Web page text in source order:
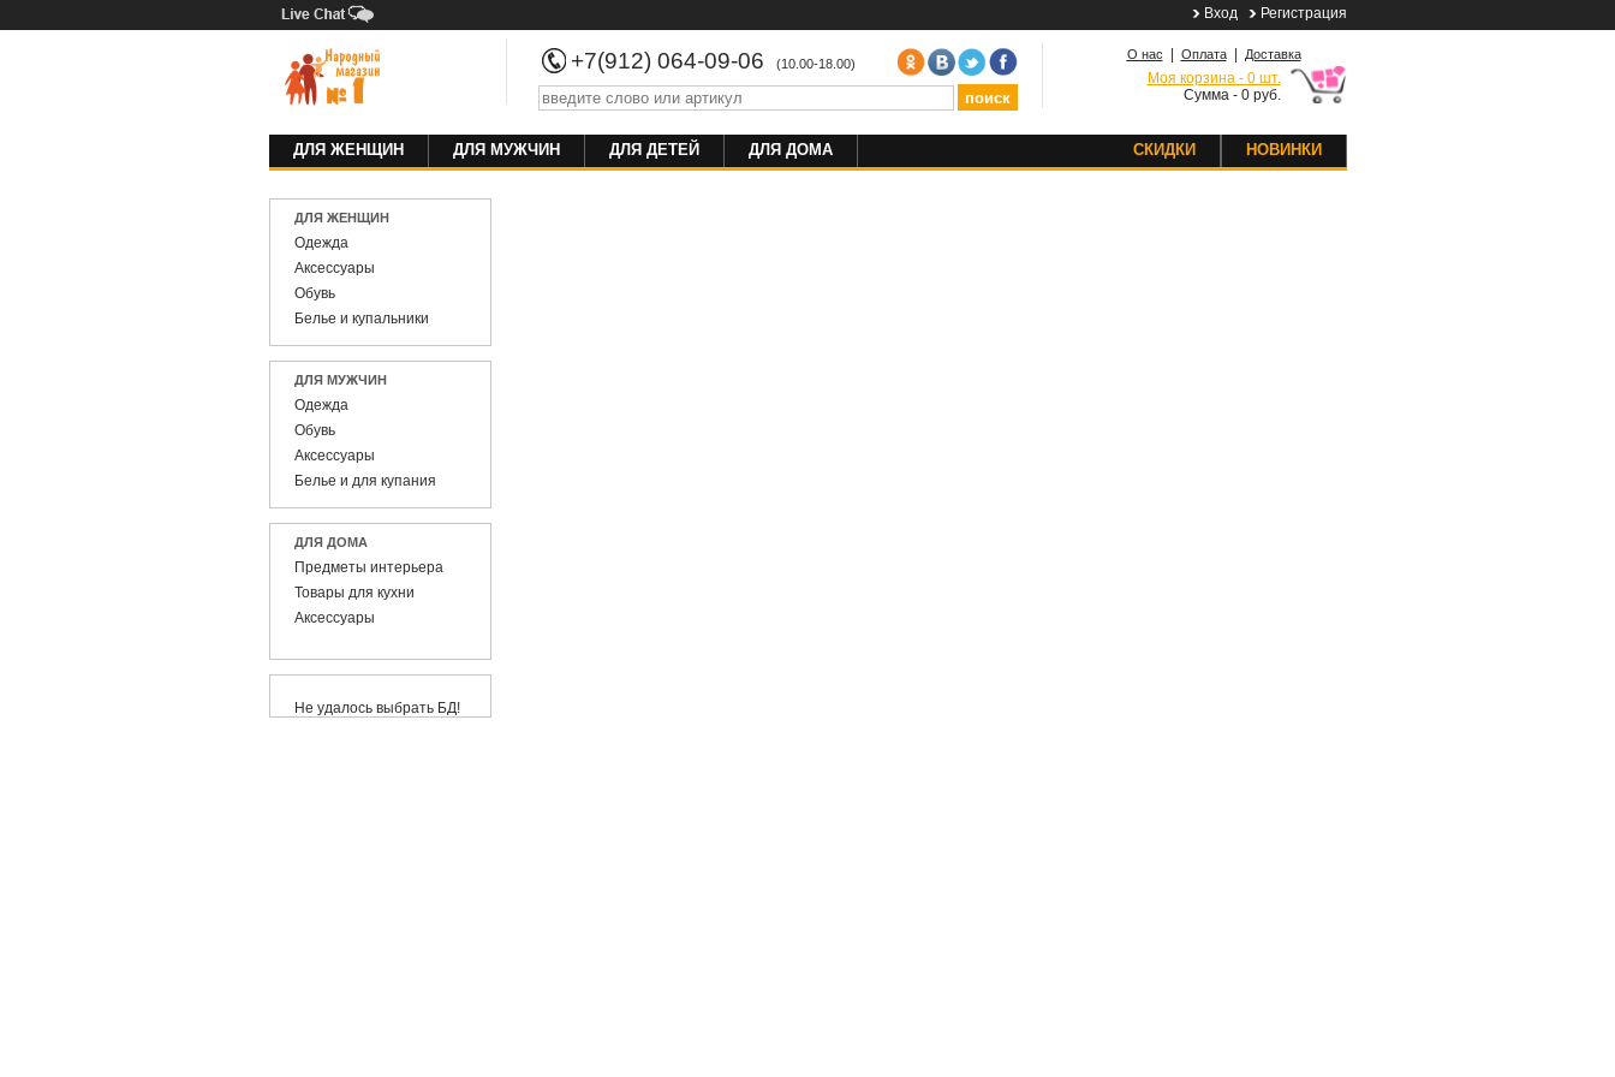
Вход Регистрация
+7(912) 064-09-06 (10.00-18.00)
О нас Оплата| Доставка
Моя корзина - 0 шт.
Сумма - 0 руб.
НОВИНКИ
СКИДКИ
ДЛЯ ЖЕНЩИН ДЛЯ МУЖЧИН ДЛЯ ДЕТЕЙ ДЛЯ ДОМА
ДЛЯ ЖЕНЩИН
Одежда
Аксессуары
Обувь
Белье и купальники
ДЛЯ МУЖЧИН
Одежда
Обувь
Аксессуары
Белье и для купания
ДЛЯ ДОМА
Предметы интерьера
Товары для кухни
Аксессуары
Не удалось выбрать БД!